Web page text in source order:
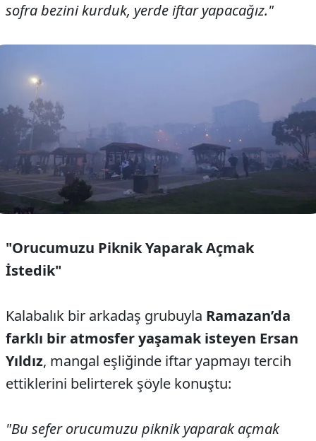
sofra bezini kurduk, yerde iftar yapacağız."
"Orucumuzu Piknik Yaparak Açmak
İstedik"
Kalabalık bir arkadaş grubuyla Ramazan’da
farklı bir atmosfer yaşamak isteyen Ersan
Yıldız, mangal eşliğinde iftar yapmayı tercih
ettiklerini belirterek şöyle konuştu:
"Bu sefer orucumuzu piknik yaparak açmak